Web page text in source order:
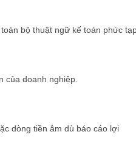
bộ thuật ngữ kế toán phức
của doanh nghiệp.
dòng tiền âm dù báo cáo lợi